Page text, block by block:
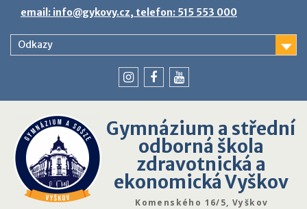
content
email: info@gykovy.cz, telefon: 515 553 000
Odkazy
Gymnázium a střední
odborná škola
zdravotnická a
ekonomická Vyškov
Komenského 16/5, Vyškov